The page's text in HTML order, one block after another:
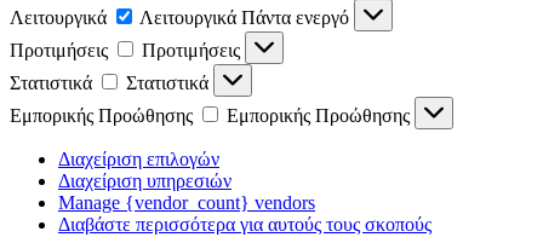
Λειτουργικά
Λειτουργικά Πάντα ενεργό
Προτιμήσεις
Προτιμήσεις
Στατιστικά
Στατιστικά
Εμπορικής Προώθησης
Εμπορικής Προώθησης
Διαχείριση επιλογών
Διαχείριση υπηρεσιών
Manage {vendor_count} vendors
Διαβάστε περισσότερα για αυτούς τους σκοπούς